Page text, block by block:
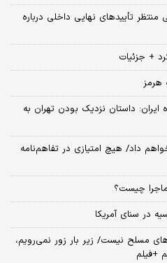
منتظر تأییدهای نهایی داخلی درباره
+ جزئیات
هرمز
ایران: داستان نزدیک بودن تهران به
داد/ هیچ امتیازی در تفاهم‌نامه
چیست؟
در سنای آمریکا
مسلح نیست/ زیر بار زور نمی‌رویم،
+فیلم